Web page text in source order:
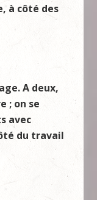
à côté des
A deux,
; on se
avec
du travail